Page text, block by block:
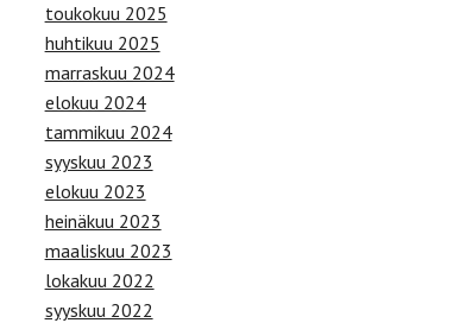
toukokuu 2025
huhtikuu 2025
marraskuu 2024
elokuu 2024
tammikuu 2024
syyskuu 2023
elokuu 2023
heinäkuu 2023
maaliskuu 2023
lokakuu 2022
syyskuu 2022